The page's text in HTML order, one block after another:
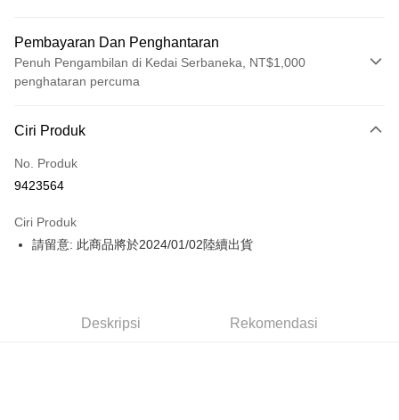
Pembayaran Dan Penghantaran
Penuh Pengambilan di Kedai Serbaneka, NT$1,000
penghataran percuma
Kad Kredit (Bayaran Penuh)
Pengambilan di Kedai Serbaneka
Apple Pay
Ciri Produk
No. Produk
9423564
Ciri Produk
請留意: 此商品將於2024/01/02陸續出貨
Deskripsi Rekomendasi